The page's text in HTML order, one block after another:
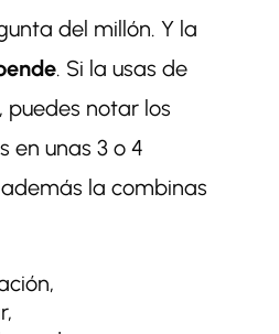
del millón. Y la
. Si la usas de
notar los
en unas 3 o 4
la combinas